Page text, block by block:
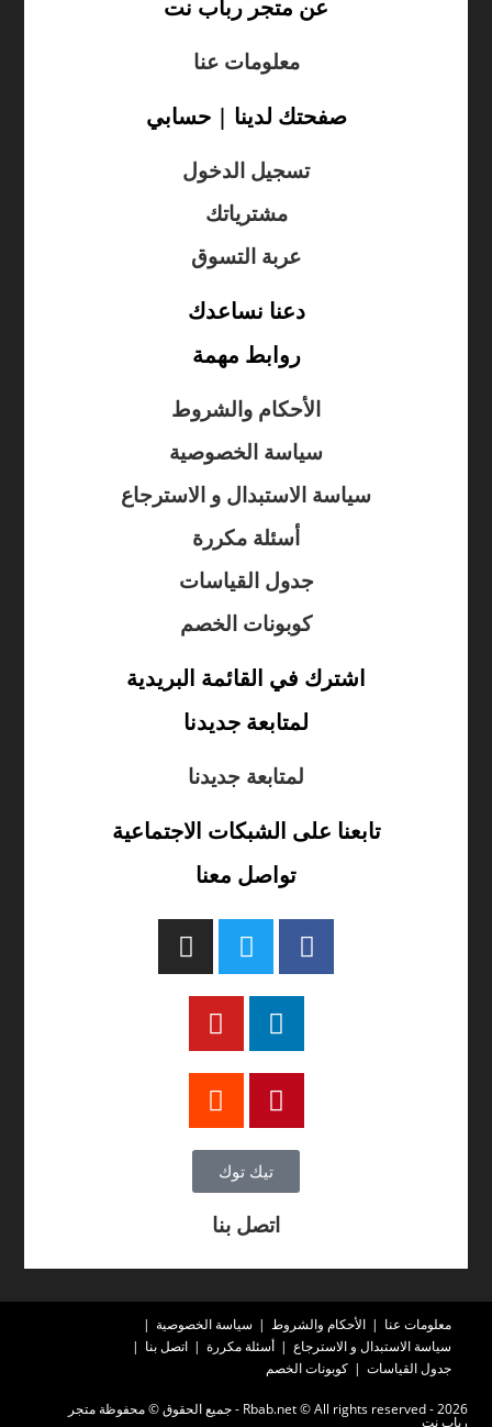
عن متجر رباب نت
معلومات عنا
صفحتك لدينا | حسابي
تسجيل الدخول
مشترياتك
عربة التسوق
دعنا نساعدك
روابط مهمة
الأحكام والشروط
سياسة الخصوصية
سياسة الاستبدال و الاسترجاع
أسئلة مكررة
جدول القياسات
كوبونات الخصم
اشترك في القائمة البريدية
لمتابعة جديدنا
لمتابعة جديدنا
تابعنا على الشبكات الاجتماعية
تواصل معنا
تيك توك
اتصل بنا
معلومات عنا الأحكام والشروط
سياسة الخصوصية
سياسة الاستبدال و الاسترجاع
أسئلة مكررة
اتصل بنا
جدول القياسات
كوبونات الخصم
2026 - Rbab.net © All rights reserved - جميع الحقوق © محفوظة متجر
رباب نت